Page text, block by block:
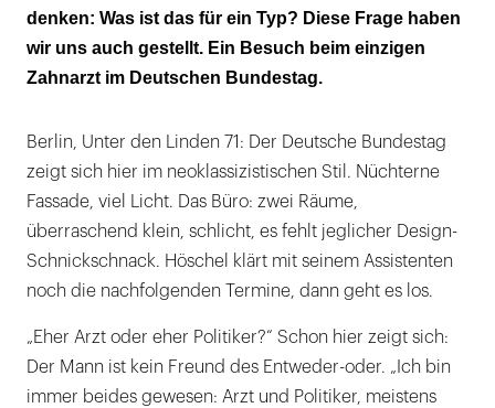
denken: Was ist das für ein Typ? Diese Frage haben
wir uns auch gestellt. Ein Besuch beim einzigen
Zahnarzt im Deutschen Bundestag.
Berlin, Unter den Linden 71: Der Deutsche Bundestag
zeigt sich hier im neoklassizistischen Stil. Nüchterne
Fassade, viel Licht. Das Büro: zwei Räume,
überraschend klein, schlicht, es fehlt jeglicher Design-
Schnickschnack. Höschel klärt mit seinem Assistenten
noch die nachfolgenden Termine, dann geht es los.
„Eher Arzt oder eher Politiker?“ Schon hier zeigt sich:
Der Mann ist kein Freund des Entweder-oder. „Ich bin
immer beides gewesen: Arzt und Politiker, meistens